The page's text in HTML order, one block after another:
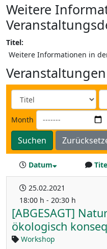
Weitere
Titel:
Weitere Informationen in
Veranstaltungen
Month
Suchen
Datum
25.02.2021
18:00 h - 20:30 h
[ABGESAGT]
ökologisch
Workshop